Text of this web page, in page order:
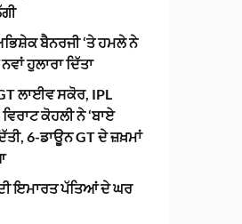
ਬੈਨਰਜੀ ‘ਤੇ ਹਮਲੇ ਨੇ
ਹੁਲਾਰਾ ਦਿੱਤਾ
ਲਾਈਵ ਸਕੋਰ, IPL
ਕੋਹਲੀ ਨੇ ‘ਬਾਏ
6-ਡਾਊਨ GT ਦੇ ਜ਼ਖ਼ਮਾਂ
ਇਮਾਰਤ ਪੱਤਿਆਂ ਦੇ ਘਰ